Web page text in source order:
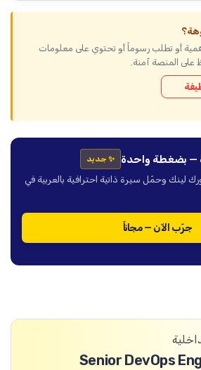
أو تطلب رسوماً أو تحتوي على معلومات
على المنصة آمنة.
— بضغطة واحدة ✨ جديد
لينك وحمّل سيرة ذاتية احترافية بالعربية في
جرّب الآن — مجاناً
Senior DevOps